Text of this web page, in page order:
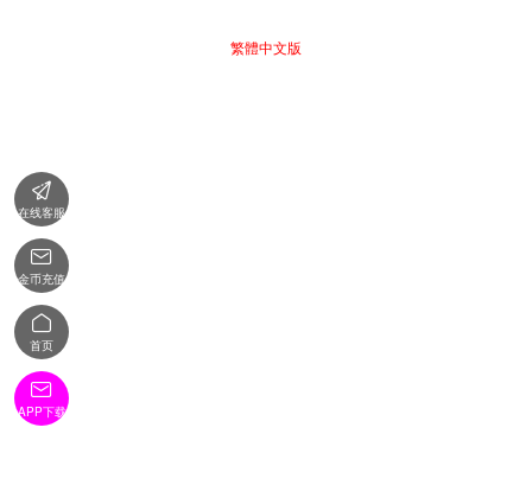
繁體中文版

在线客服

金币充值

首页

APP下载